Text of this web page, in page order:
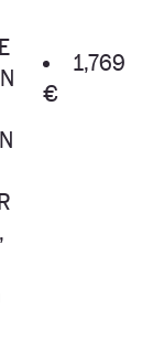
1,769
€